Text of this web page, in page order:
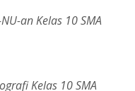
an Kelas 10 SMA
Kelas 10 SMA